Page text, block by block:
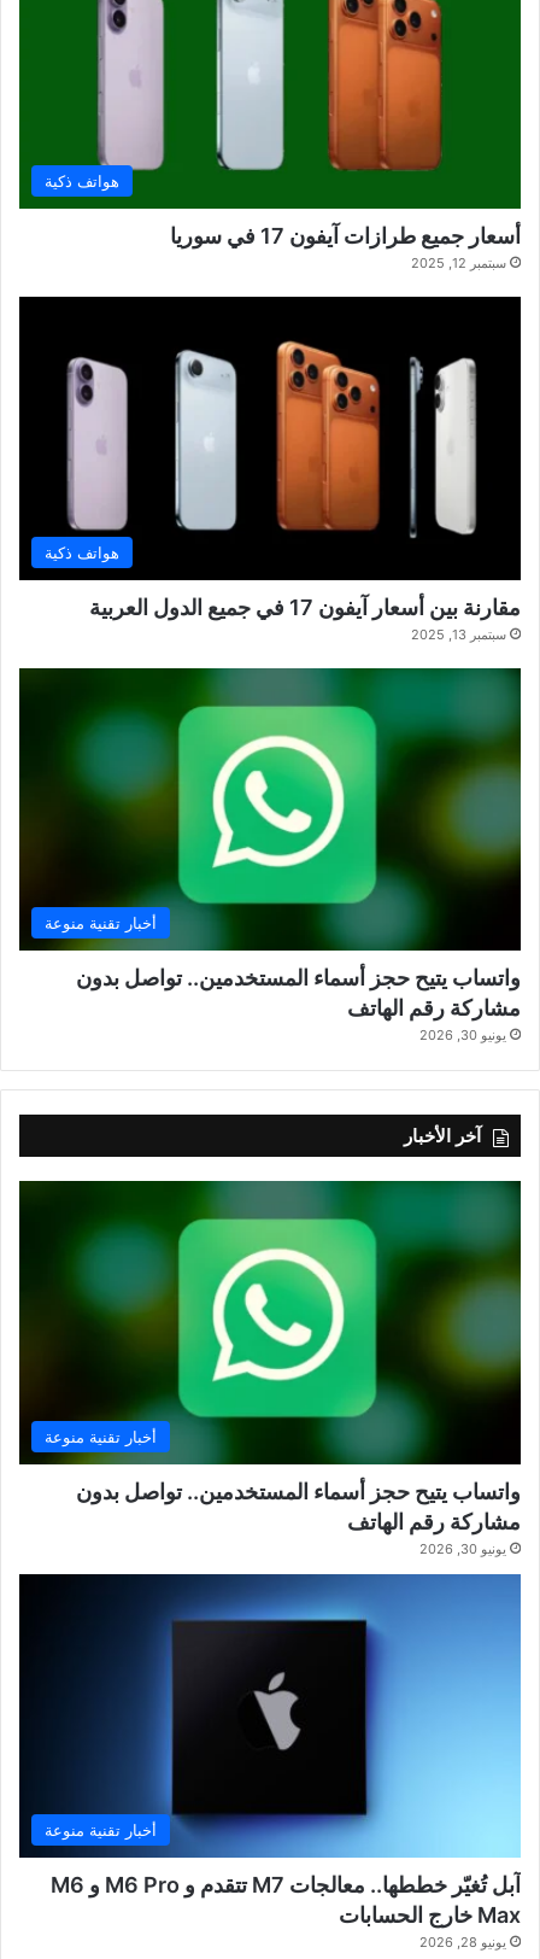
هواتف ذكية
أسعار جميع طرازات آيفون 17 في سوريا
سبتمبر 12, 2025
هواتف ذكية
مقارنة بين أسعار آيفون 17 في جميع الدول العربية
سبتمبر 13, 2025
أخبار تقنية منوعة
واتساب يتيح حجز أسماء المستخدمين.. تواصل بدون
مشاركة رقم الهاتف
يونيو 30, 2026
آخر الأخبار
أخبار تقنية منوعة
واتساب يتيح حجز أسماء المستخدمين.. تواصل بدون
مشاركة رقم الهاتف
يونيو 30, 2026
أخبار تقنية منوعة
آبل تُغيّر خططها.. معالجات M7 تتقدم و M6 Pro و M6
Max خارج الحسابات
يونيو 28, 2026